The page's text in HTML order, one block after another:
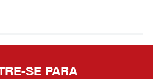
SE PARA